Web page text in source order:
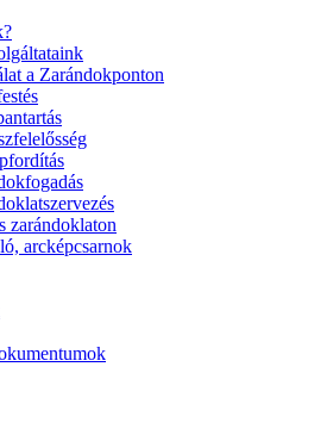
a Zarándokponton
zarándoklaton
arcképcsarnok